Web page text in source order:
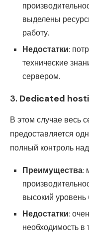
выделены
работу.
Недостатки:
технические
сервером.
3. Dedicated
В этом случае весь
предоставляется
полный контроль
Преимущества:
высокий уровень
Недостатки:
необходимость в